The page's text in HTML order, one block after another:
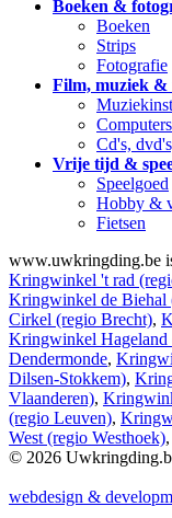
Boeken &
Boeken
Strips
Fotografie
Film, muziek &
Cd's,
Vrije tijd &
Speelgoed
Hobby &
Fietsen
www.uwkringding.be
Kringwinkel 't rad
Kringwinkel de
Cirkel (regio Brecht),
Kringwinkel Hageland
Dendermonde,
Dilsen-Stokkem),
Vlaanderen),
(regio Leuven),
West (regio Westhoek),
© 2026
webdesign &